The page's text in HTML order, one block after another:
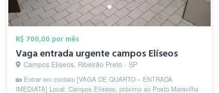
R$ 700,00 por mês
Vaga entrada urgente campos Elíseos
Campos Elíseos, Ribeirão Preto - SP
🏡 Entrar em contato [VAGA DE QUARTO – ENTRADA
IMEDIATA] Local: Campos Elíseos, próximo ao Posto Maravilha